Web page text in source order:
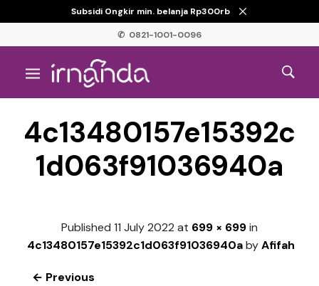
Subsidi Ongkir min. belanja Rp300rb
✆ 0821-1001-0096
4c13480157e15392c
1d063f91036940a
Published 11 July 2022 at 699 × 699in
4c13480157e15392c1d063f91036940abyAfifah
← Previous